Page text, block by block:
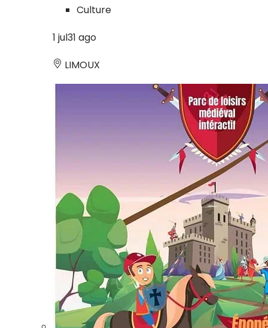
Culture
1 jul31 ago
LIMOUX